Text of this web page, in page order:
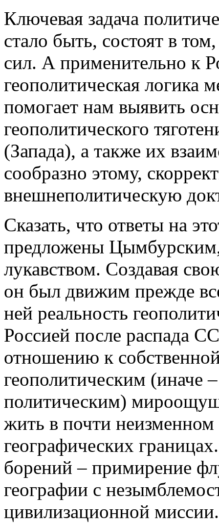
Ключевая задача
стало быть, состоят в
сил. А применительно к
геополитическая логика
помогает нам выявить
геополитического
(Запада), а также их
сообразно этому,
внешнеполитическую
Сказать, что ответы на
предложены
лукавством. Создавая
он был движим прежде
ней реальность
Россией после распада
отношению к
геополитическим (иначе
политическим)
жить в почти
географических
борений – примирение
географии с
цивилизационной миссии.